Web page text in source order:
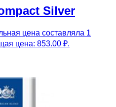
Silver
цена составляла 1
цена: 853.00 ₽.